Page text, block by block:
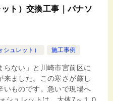
ト）交換工事｜パナソ
ュレット）
施工事例
らない」と川崎市宮前区に
来ました。この寒さが厳し
いものです。急いで現場へ